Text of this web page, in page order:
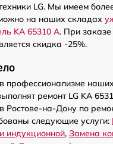
LG. Мы имеем
на наших складах
KA 65310 A. При
скидка -25%.
профессионализме
ремонт LG KA
Ростове-на-Дону по
следующие услуги:
индукционной, Замена